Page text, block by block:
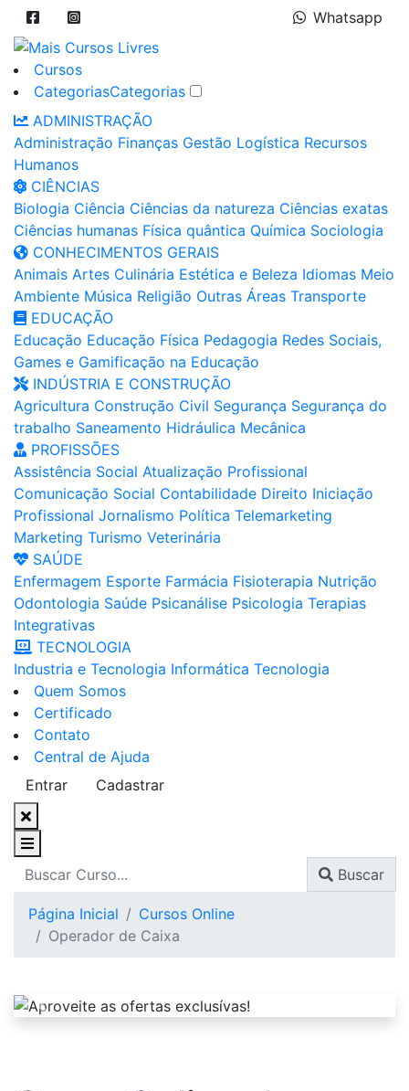
Whatsapp
Cursos
CategoriasCategorias
ADMINISTRAÇÃO
Administração Finanças Gestão Logística Recursos
Humanos
CIÊNCIAS
Biologia Ciência Ciências da natureza Ciências exatas
Ciências humanas Física quântica Química Sociologia
CONHECIMENTOS GERAIS
Animais Artes Culinária Estética e Beleza Idiomas Meio
Ambiente Música Religião Outras Áreas Transporte
EDUCAÇÃO
Educação Educação Física Pedagogia Redes Sociais,
Games e Gamificação na Educação
INDÚSTRIA E CONSTRUÇÃO
Agricultura Construção Civil Segurança Segurança do
trabalho Saneamento Hidráulica Mecânica
PROFISSÕES
Assistência Social Atualização Profissional
Comunicação Social Contabilidade Direito Iniciação
Profissional Jornalismo Política Telemarketing
Marketing Turismo Veterinária
SAÚDE
Enfermagem Esporte Farmácia Fisioterapia Nutrição
Odontologia Saúde Psicanálise Psicologia Terapias
Integrativas
TECNOLOGIA
Industria e Tecnologia Informática Tecnologia
Quem Somos
Certificado
Contato
Central de Ajuda
Entrar
Cadastrar
Buscar
Página Inicial
Cursos Online
Operador de Caixa